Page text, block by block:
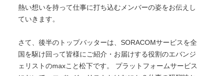
熱い想いを持って仕事に打ち込むメンバーの姿をお伝えし
ていきます。
さて、後半のトップバッターは、SORACOMサービスを全
国を駆け回って皆様にご紹介・お届けする役割のエバンジ
ェリストのmaxこと松下です。 プラットフォームサービス